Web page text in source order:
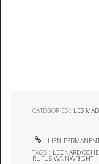
CATÉGORIES : LES
LIEN
TAGS : LEONARD
RUFUS WAINWRIGHT